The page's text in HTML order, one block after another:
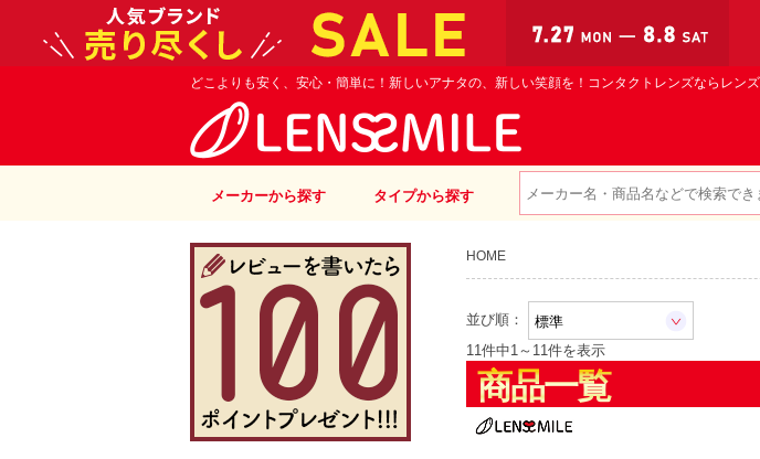
どこよりも安く、安心・簡単に！新しいアナタの、新しい笑顔を！コンタクトレンズならレンズ
メーカーから探す タイプから探す
HOME
並び順：
11件中1～ 11件を表示
商品一覧